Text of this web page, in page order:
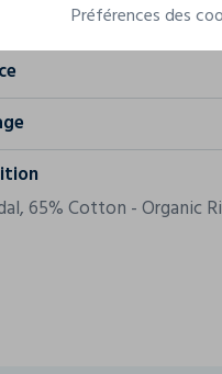
65% Cotton - Organic
Préférences des